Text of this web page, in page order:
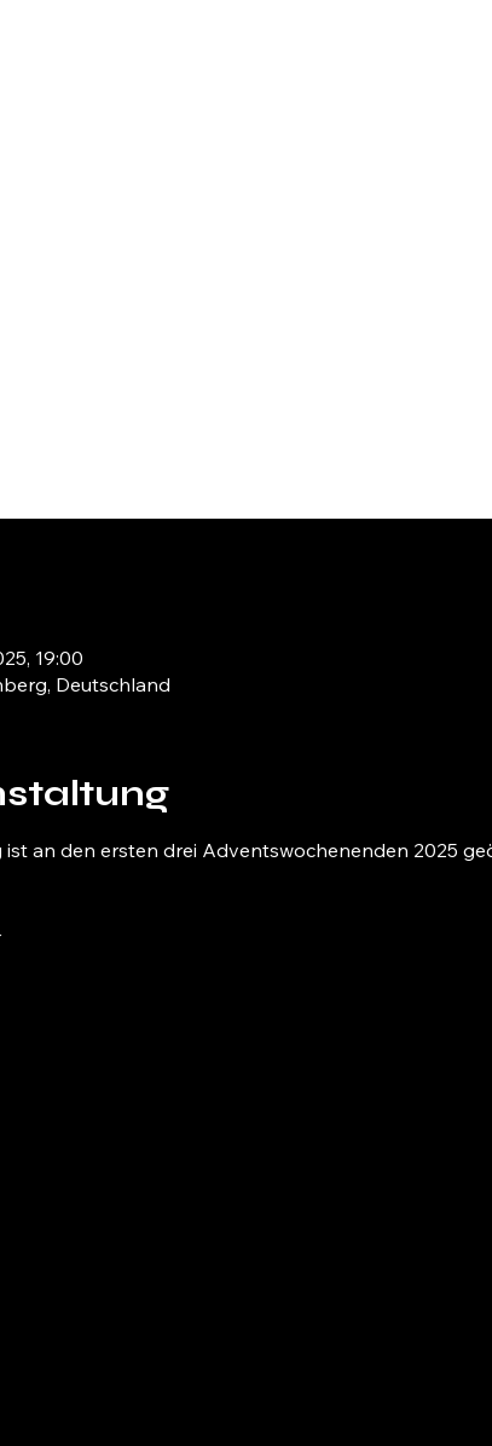
19:00
Deutschland
an den ersten drei Adventswochenenden 2025